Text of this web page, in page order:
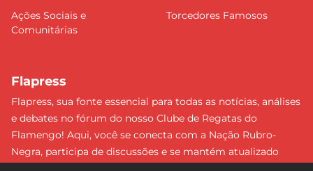
Ações Sociais e
Comunitárias
Torcedores Famosos
Flapress
Flapress, sua fonte essencial para todas as notícias, análises
e debates no fórum do nosso Clube de Regatas do
Flamengo! Aqui, você se conecta com a Nação Rubro-
Negra, participa de discussões e se mantém atualizado